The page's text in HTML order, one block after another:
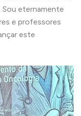
Sou eternamente
e professores
este